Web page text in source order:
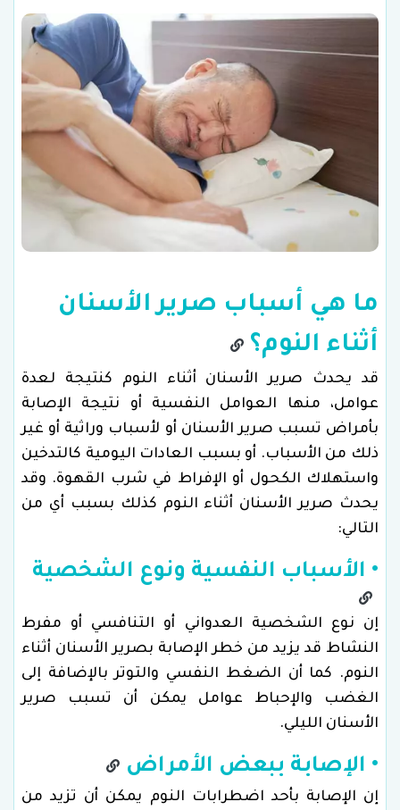
ما هي أسباب صرير الأسنان
أثناء النوم؟
قد يحدث صرير الأسنان أثناء النوم كنتيجة لعدة
عوامل، منها العوامل النفسية أو نتيجة الإصابة
بأمراض تسبب صرير الأسنان أو لأسباب وراثية أو غير
ذلك من الأسباب. أو بسبب العادات اليومية كالتدخين
واستهلاك الكحول أو الإفراط في شرب القهوة. وقد
يحدث صرير الأسنان أثناء النوم كذلك بسبب أي من
التالي:
• الأسباب النفسية ونوع الشخصية
إن نوع الشخصية العدواني أو التنافسي أو مفرط
النشاط قد يزيد من خطر الإصابة بصرير الأسنان أثناء
النوم. كما أن الضغط النفسي والتوتر بالإضافة إلى
الغضب والإحباط عوامل يمكن أن تسبب صرير
الأسنان الليلي.
• الإصابة ببعض الأمراض
إن الإصابة بأحد اضطرابات النوم يمكن أن تزيد من